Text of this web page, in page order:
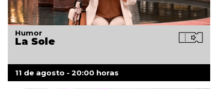
Humor
La Sole
11 de agosto - 20:00 horas